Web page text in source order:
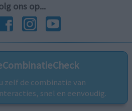
ons op...
zelf de combinatie van
snel en eenvoudig.